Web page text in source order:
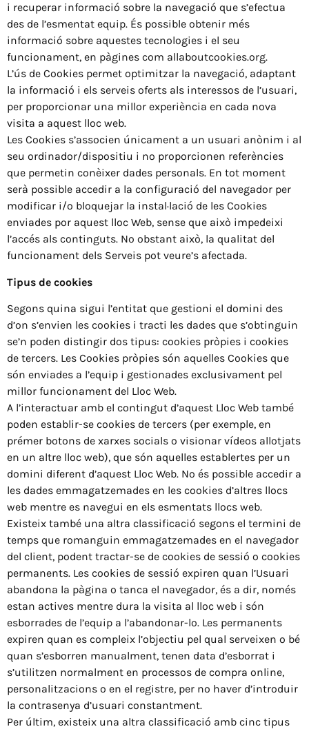
i recuperar informació sobre la navegació que s’efectua
des de l’esmentat equip. És possible obtenir més
informació sobre aquestes tecnologies i el seu
funcionament, en pàgines com allaboutcookies.org.
L’ús de Cookies permet optimitzar la navegació, adaptant
la informació i els serveis oferts als interessos de l’usuari,
per proporcionar una millor experiència en cada nova
visita a aquest lloc web.
Les Cookies s’associen únicament a un usuari anònim i al
seu ordinador/dispositiu i no proporcionen referències
que permetin conèixer dades personals. En tot moment
serà possible accedir a la configuració del navegador per
modificar i/o bloquejar la instal·lació de les Cookies
enviades por aquest lloc Web, sense que això impedeixi
l’accés als continguts. No obstant això, la qualitat del
funcionament dels Serveis pot veure’s afectada.
Tipus de cookies
Segons quina sigui l’entitat que gestioni el domini des
d’on s’envien les cookies i tracti les dades que s’obtinguin
se’n poden distingir dos tipus: cookies pròpies i cookies
de tercers. Les Cookies pròpies són aquelles Cookies que
són enviades a l’equip i gestionades exclusivament pel
millor funcionament del Lloc Web.
A l’interactuar amb el contingut d’aquest Lloc Web també
poden establir-se cookies de tercers (per exemple, en
prémer botons de xarxes socials o visionar vídeos allotjats
en un altre lloc web), que són aquelles establertes per un
domini diferent d’aquest Lloc Web. No és possible accedir a
les dades emmagatzemades en les cookies d’altres llocs
web mentre es navegui en els esmentats llocs web.
Existeix també una altra classificació segons el termini de
temps que romanguin emmagatzemades en el navegador
del client, podent tractar-se de cookies de sessió o cookies
permanents. Les cookies de sessió expiren quan l’Usuari
abandona la pàgina o tanca el navegador, és a dir, només
estan actives mentre dura la visita al lloc web i són
esborrades de l’equip a l’abandonar-lo. Les permanents
expiren quan es compleix l’objectiu pel qual serveixen o bé
quan s’esborren manualment, tenen data d’esborrat i
s’utilitzen normalment en processos de compra online,
personalitzacions o en el registre, per no haver d’introduir
la contrasenya d’usuari constantment.
Per últim, existeix una altra classificació amb cinc tipus